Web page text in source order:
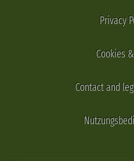
Privacy
Cookies
Contact and